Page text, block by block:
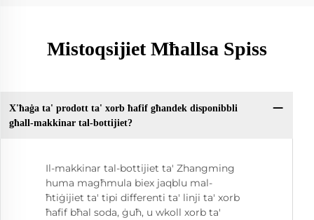
Mistoqsijiet Mħallsa Spiss
X'ħaġa ta' prodott ta' xorb ħafif għandek disponibbli
għall-makkinar tal-bottijiet?
Il-makkinar tal-bottijiet ta' Zhangming
huma magħmula biex jaqblu mal-
ħtiġijiet ta' tipi differenti ta' linji ta' xorb
ħafif bħal soda, ġuħ, u wkoll xorb ta'